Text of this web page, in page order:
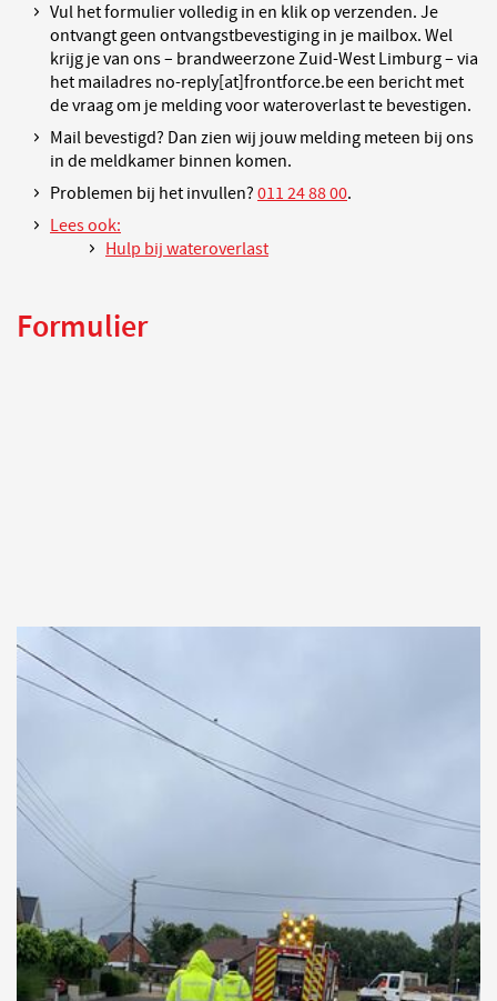
Vul het formulier volledig in en klik op verzenden. Je
ontvangt geen ontvangstbevestiging in je mailbox. Wel
krijg je van ons – brandweerzone Zuid-West Limburg – via
het mailadres no-reply[at]frontforce.be een bericht met
de vraag om je melding voor wateroverlast te bevestigen.
Mail bevestigd? Dan zien wij jouw melding meteen bij ons
in de meldkamer binnen komen.
Problemen bij het invullen? 011 24 88 00.
Lees ook:
Hulp bij wateroverlast
Formulier